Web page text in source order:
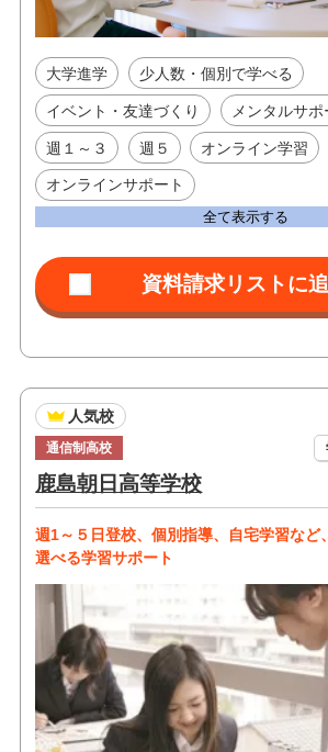
大学進学 少人数・個別で学べる
イベント・友達づくり メンタルサポ
週１～３ 週５ オンライン学習
オンラインサポート
全て表示する
人気校
通信制高校
鹿島朝日高等学校
週1～５日登校、個別指導、自宅学習など
選べる学習サポート